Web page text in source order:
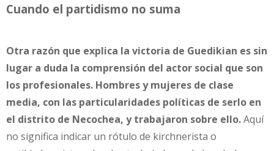
Cuando el partidismo no suma
Otra razón que explica la victoria de Guedikian es sin
lugar a duda la comprensión del actor social que son
los profesionales. Hombres y mujeres de clase
media, con las particularidades políticas de serlo en
el distrito de Necochea, y trabajaron sobre ello.Aquí
no significa indicar un rótulo de kirchnerista o